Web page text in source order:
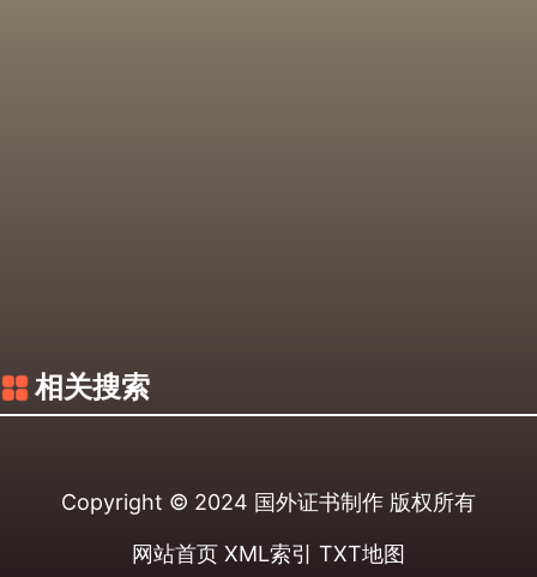
相关搜索
Copyright © 2024 国外证书制作 版权所有
网站首页 XML索引 TXT地图